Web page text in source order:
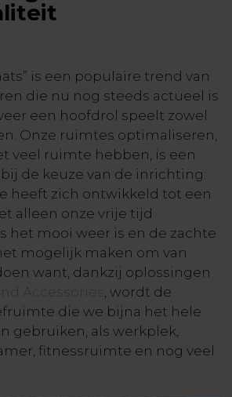
is een populaire trend van
die nu nog steeds actueel is
een hoofdrol speelt zowel
Onze ruimtes optimaliseren,
veel ruimte hebben, is een
de keuze van de inrichting:
heeft zich ontwikkeld tot een
alleen onze vrije tijd
het mooi weer is en de zachte
mogelijk maken om van
want, dankzij oplossingen
Accessories
, wordt de
die we bijna het hele
gebruiken, als werkplek,
fitnessruimte en nog veel